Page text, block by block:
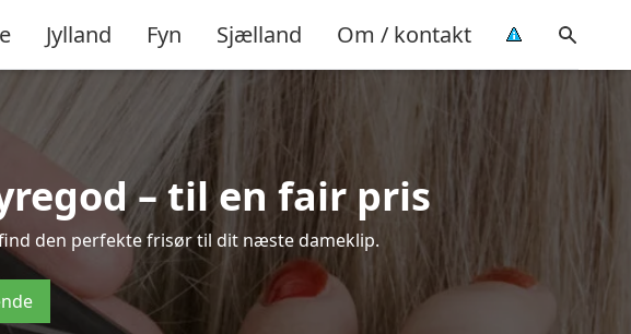
Jylland Fyn Sjælland Om / kontakt
– til en fair pris
den perfekte frisør til dit næste dameklip.